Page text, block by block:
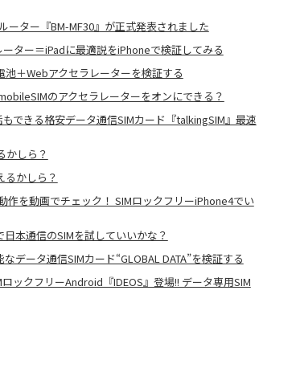
ーター『BM-MF30』が正式発表されました
ター＝iPadに最適説をiPhoneで検証してみる
＋Webアクセラレーターを検証する
のアクセラレーターをオンにできる？
できる格安データ通信SIMカード『talkingSIM』最速
かしら？
るかしら？
作を動画でチェック！ SIMロックフリーiPhone4でい
日本通信のSIMを試していいかな？
データ通信SIMカード“GLOBAL DATA”を検証する
ックフリーAndroid『IDEOS』登場!! データ専用SIM